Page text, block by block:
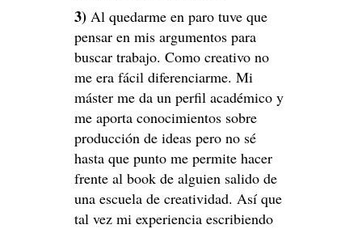
3) Al quedarme en paro tuve que
pensar en mis argumentos para
buscar trabajo. Como creativo no
me era fácil diferenciarme. Mi
máster me da un perfil académico y
me aporta conocimientos sobre
producción de ideas pero no sé
hasta que punto me permite hacer
frente al book de alguien salido de
una escuela de creatividad. Así que
tal vez mi experiencia escribiendo